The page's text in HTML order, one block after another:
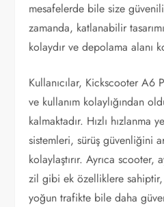
mesafelerde bile size
zamanda, katlanabilir
kolaydır ve depolama alanı
Kullanıcılar, Kickscooter A6
ve kullanım kolaylığından
kalmaktadır. Hızlı hızlanma
sistemleri, sürüş güvenliğini
kolaylaştırır. Ayrıca scooter,
zil gibi ek özelliklere
yoğun trafikte bile daha